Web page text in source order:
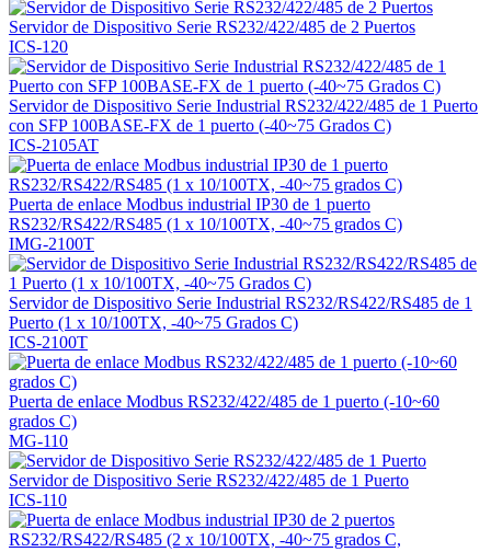
Servidor de Dispositivo Serie RS232/422/485 de 2 Puertos
ICS-120
Servidor de Dispositivo Serie Industrial RS232/422/485 de 1 Puerto
con SFP 100BASE-FX de 1 puerto (-40~75 Grados C)
ICS-2105AT
Puerta de enlace Modbus industrial IP30 de 1 puerto
RS232/RS422/RS485 (1 x 10/100TX, -40~75 grados C)
IMG-2100T
Servidor de Dispositivo Serie Industrial RS232/RS422/RS485 de 1
Puerto (1 x 10/100TX, -40~75 Grados C)
ICS-2100T
Puerta de enlace Modbus RS232/422/485 de 1 puerto (-10~60
grados C)
MG-110
Servidor de Dispositivo Serie RS232/422/485 de 1 Puerto
ICS-110